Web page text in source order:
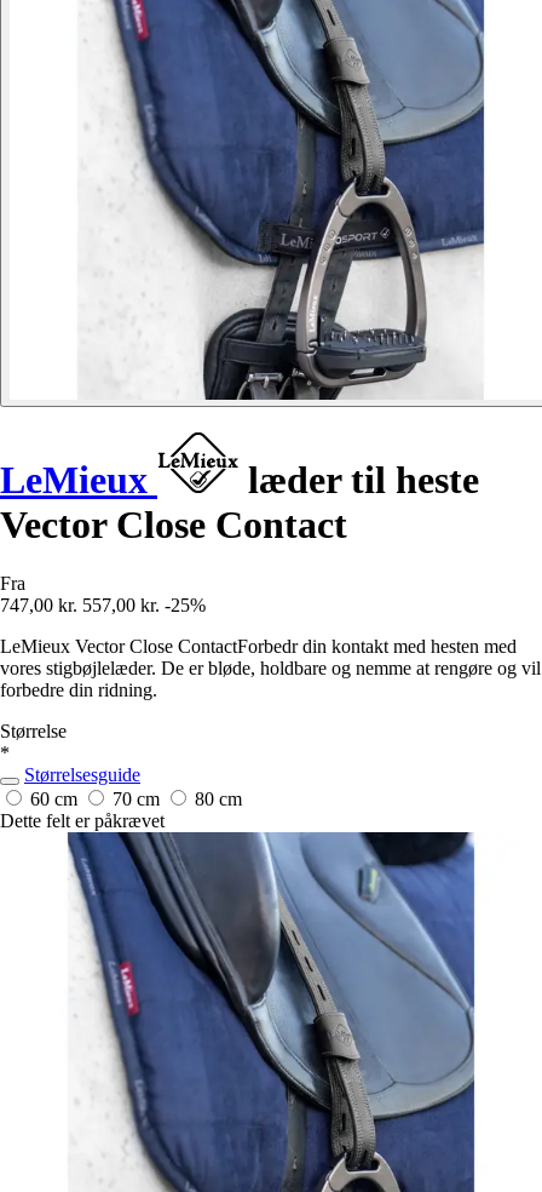
LeMieux
læder til heste
Vector Close Contact
Fra
747,00 kr. 557,00 kr. -25%
LeMieux Vector Close ContactForbedr din kontakt med hesten med
vores stigbøjlelæder. De er bløde, holdbare og nemme at rengøre og vil
forbedre din ridning.
Størrelse
*
Størrelsesguide
60 cm
70 cm
80 cm
Dette felt er påkrævet